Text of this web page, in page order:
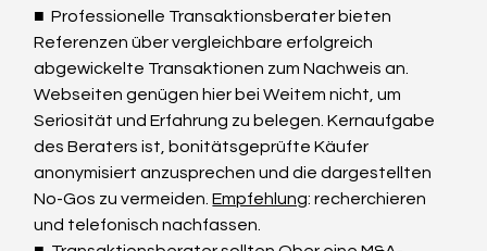
■  Professionelle Transaktionsberater bieten
Referenzen über vergleichbare erfolgreich
abgewickelte Transaktionen zum Nachweis an.
Webseiten genügen hier bei Weitem nicht, um
Seriosität und Erfahrung zu belegen. Kernaufgabe
des Beraters ist, bonitätsgeprüfte Käufer
anonymisiert anzusprechen und die dargestellten
No-Gos zu vermeiden. Empfehlung: recherchieren
und telefonisch nachfassen.